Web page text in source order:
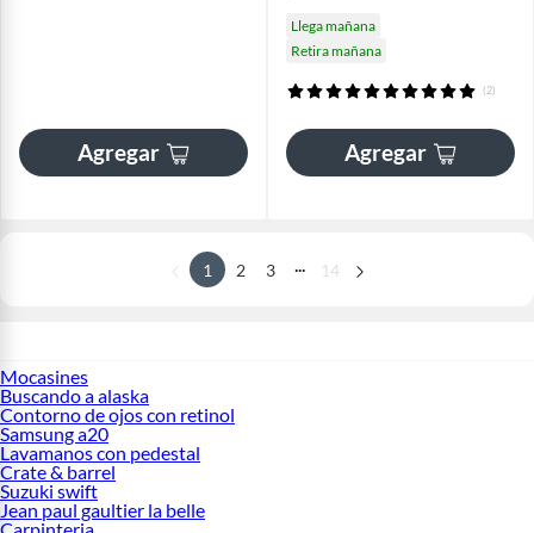
Agregar
Llega mañana
Retira mañana
(2)
Agregar
1 2 3 14
Mocasines
Buscando a alaska
Contorno de ojos con retinol
Samsung a20
Lavamanos con pedestal
Crate & barrel
Suzuki swift
Jean paul gaultier la belle